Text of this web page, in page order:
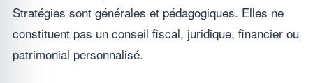
Stratégies sont générales et pédagogiques. Elles ne
constituent pas un conseil fiscal, juridique, financier ou
patrimonial personnalisé.